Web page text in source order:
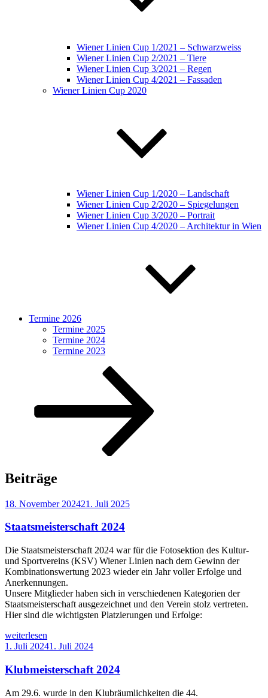
Wiener Linien Cup 1/2021 – Schwarzweiss
Wiener Linien Cup 2/2021 – Tiere
Wiener Linien Cup 3/2021 – Regen
Wiener Linien Cup 4/2021 – Fassaden
Wiener Linien Cup 2020
Wiener Linien Cup 1/2020 – Landschaft
Wiener Linien Cup 2/2020 – Spiegelungen
Wiener Linien Cup 3/2020 – Portrait
Wiener Linien Cup 4/2020 – Architektur in Wien
Termine 2026
Termine 2025
Termine 2024
Termine 2023
Beiträge
Veröffentlicht
18. November 202421. Juli 2025
Staatsmeisterschaft 2024
Die Staatsmeisterschaft 2024 war für die Fotosektion des Kultur-
und Sportvereins (KSV) Wiener Linien nach dem Gewinn der
Kombinationswertung 2023 wieder ein Jahr voller Erfolge und
Anerkennungen.
Unsere Mitglieder haben sich in verschiedenen Kategorien der
Staatsmeisterschaft ausgezeichnet und den Verein stolz vertreten.
Hier sind die wichtigsten Platzierungen und Erfolge:
„Staatsmeisterschaft
2024“
weiterlesen
Veröffentlicht
1. Juli 20241. Juli 2024
Klubmeisterschaft 2024
Am 29.6. wurde in den Klubräumlichkeiten die 44.